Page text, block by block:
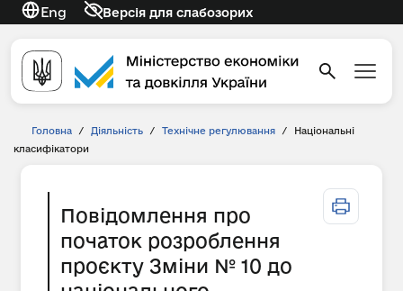
Eng Версія для слабозорих
Головна / Діяльність / Технічне регулювання /
Національні
класифікатори
Повідомлення про
початок розроблення
проєкту Зміни № 10 до